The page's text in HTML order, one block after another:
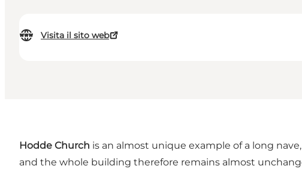
Visita il sito web
Hodde Church is an almost unique example of a long
and the whole building therefore remains almost